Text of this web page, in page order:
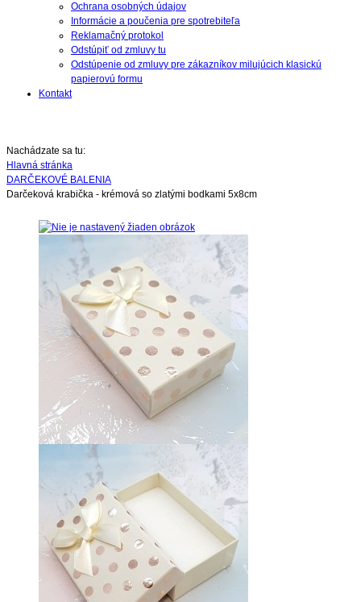
Ochrana osobných údajov
Informácie a poučenia pre spotrebiteľa
Reklamačný protokol
Odstúpiť od zmluvy tu
Odstúpenie od zmluvy pre zákazníkov milujúcich klasickú
papierovú formu
Kontakt
Nachádzate sa tu:
Hlavná stránka
DARČEKOVÉ BALENIA
Darčeková krabička - krémová so zlatými bodkami 5x8cm